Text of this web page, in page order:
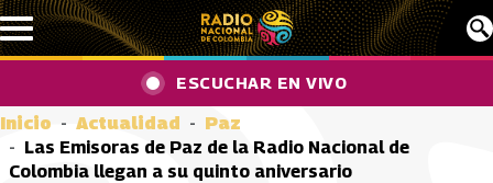
Pasar al contenido principal
ESCUCHAR EN VIVO
Inicio Actualidad
Paz
Las Emisoras de Paz de la Radio Nacional de
Colombia llegan a su quinto aniversario